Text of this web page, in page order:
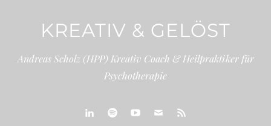
KREATIV & GELÖST
Andreas Scholz (HPP) Kreativ Coach & Heilpraktiker für
Psychotherapie